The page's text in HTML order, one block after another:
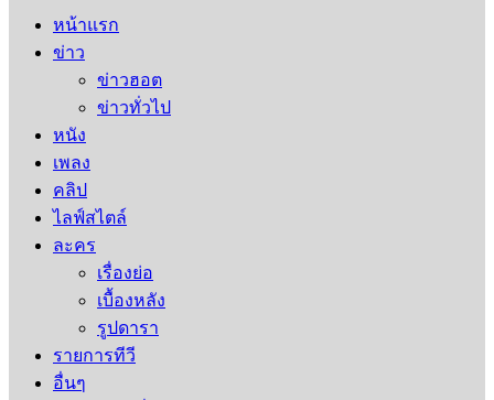
หน้าแรก
ข่าว
ข่าวฮอต
ข่าวทั่วไป
หนัง
เพลง
คลิป
ไลฟ์สไตล์
ละคร
เรื่องย่อ
เบื้องหลัง
รูปดารา
รายการทีวี
อื่นๆ